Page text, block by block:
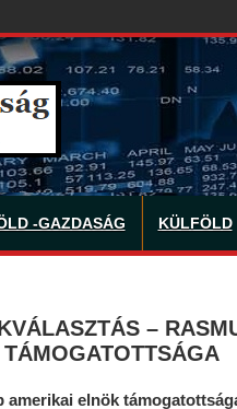
-GAZDASÁG KÜLFÖLD
–
amerikai elnök